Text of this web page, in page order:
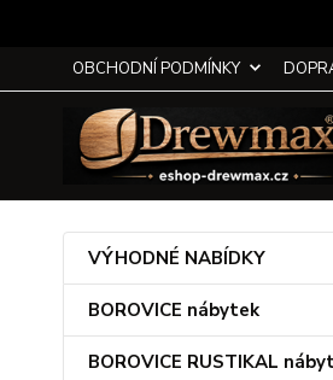
OBCHODNÍ PODMÍNKY
VÝHODNÉ NABÍDKY
BOROVICE nábytek
BOROVICE RUSTIKAL